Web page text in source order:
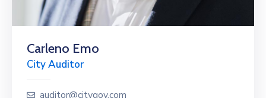
Carleno Emo
City Auditor
auditor@citygov.com